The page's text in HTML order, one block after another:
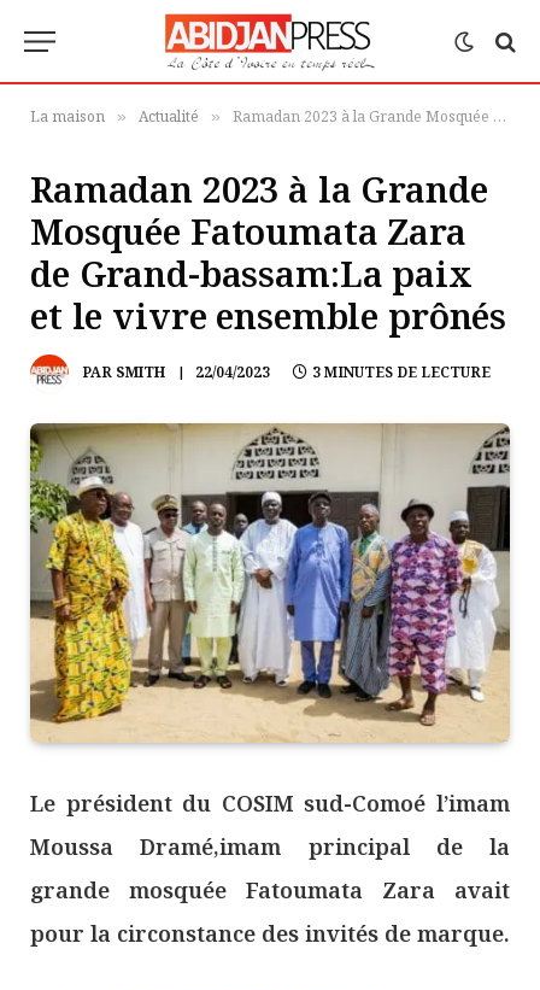
La maison » Actualité » Ramadan 2023 à la Grande Mosquée Fatoumata Zara de Grand-bassam:La paix et le vivre ensemble prônés
Ramadan 2023 à la Grande
Mosquée Fatoumata Zara
de Grand-bassam:La paix
et le vivre ensemble prônés
PAR SMITH 22/04/2023 3 MINUTES DE LECTURE
Le président du COSIM sud-Comoé l’imam
Moussa Dramé,imam principal de la
grande mosquée Fatoumata Zara avait
pour la circonstance des invités de marque.